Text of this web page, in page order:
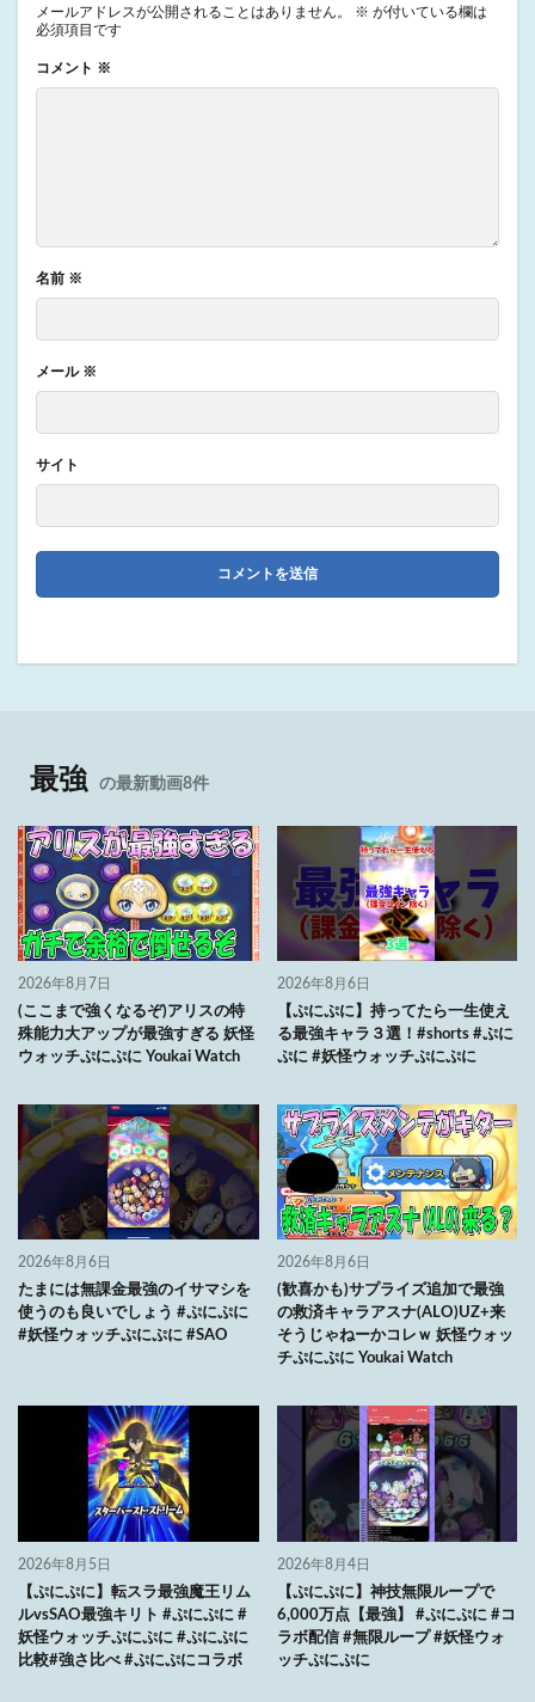
メールアドレスが公開されることはありません。 ※ が付いている欄は
必須項目です
コメント ※
名前 ※
メール ※
サイト
最強 の最新動画8件
2026年8月7日
(ここまで強くなるぞ)アリスの特
殊能力大アップが最強すぎる 妖怪
ウォッチぷにぷに Youkai Watch
2026年8月6日
【ぷにぷに】持ってたら一生使え
る最強キャラ３選！#shorts #ぷに
ぷに #妖怪ウォッチぷにぷに
2026年8月6日
たまには無課金最強のイサマシを
使うのも良いでしょう #ぷにぷに
#妖怪ウォッチぷにぷに #SAO
2026年8月6日
(歓喜かも)サプライズ追加で最強
の救済キャラアスナ(ALO)UZ+来
そうじゃねーかコレｗ 妖怪ウォッ
チぷにぷに Youkai Watch
2026年8月5日
【ぷにぷに】転スラ最強魔王リム
ルvsSAO最強キリト #ぷにぷに #
妖怪ウォッチぷにぷに #ぷにぷに
比較#強さ比べ #ぷにぷにコラボ
2026年8月4日
【ぷにぷに】神技無限ループで
6,000万点【最強】 #ぷにぷに #コ
ラボ配信 #無限ループ #妖怪ウォ
ッチぷにぷに